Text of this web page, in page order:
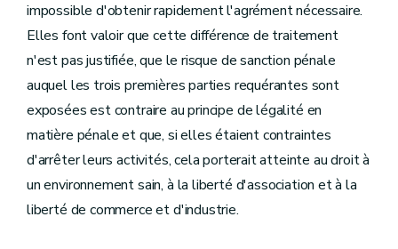
impossible d'obtenir rapidement l'agrément nécessaire.
Elles font valoir que cette différence de traitement
n'est pas justifiée, que le risque de sanction pénale
auquel les trois premières parties requérantes sont
exposées est contraire au principe de légalité en
matière pénale et que, si elles étaient contraintes
d'arrêter leurs activités, cela porterait atteinte au droit à
un environnement sain, à la liberté d'association et à la
liberté de commerce et d'industrie.